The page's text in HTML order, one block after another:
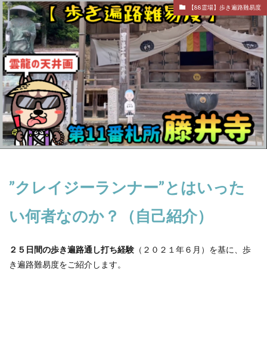
【88霊場】歩き遍路難易度
”クレイジーランナー”とはいった
い何者なのか？（自己紹介）
２５日間の歩き遍路通し打ち経験 （２０２１年６月）を基に、歩
き遍路難易度をご紹介します。